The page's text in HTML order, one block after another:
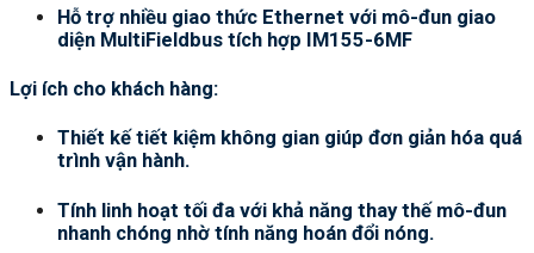
Hỗ trợ nhiều giao thức Ethernet với mô-đun giao
diện MultiFieldbus tích hợp IM155-6MF
Lợi ích cho khách hàng:
Thiết kế tiết kiệm không gian giúp đơn giản hóa quá
trình vận hành.
Tính linh hoạt tối đa với khả năng thay thế mô-đun
nhanh chóng nhờ tính năng hoán đổi nóng.